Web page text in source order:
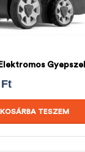
Elektromos
Ft
KOSÁRBA TESZEM